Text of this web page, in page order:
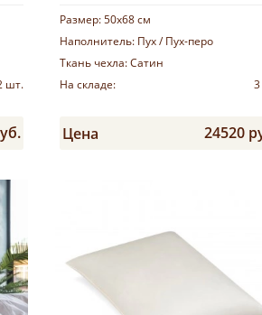
шт.
Размер:50х68 см
Наполнитель: Пух / Пух-перо
Ткань чехла:Сатин
На складе:
Цена 24520